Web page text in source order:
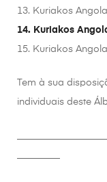
13. Kuriakos
14. Kuriakos
15. Kuriakos
Tem à sua
individuais deste